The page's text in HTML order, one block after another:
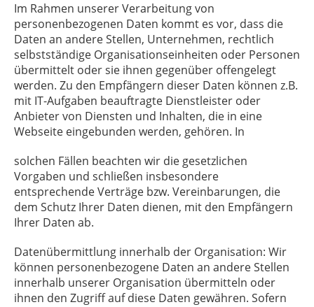
Im Rahmen unserer Verarbeitung von
personenbezogenen Daten kommt es vor, dass die
Daten an andere Stellen, Unternehmen, rechtlich
selbstständige Organisationseinheiten oder Personen
übermittelt oder sie ihnen gegenüber offengelegt
werden. Zu den Empfängern dieser Daten können z.B.
mit IT-Aufgaben beauftragte Dienstleister oder
Anbieter von Diensten und Inhalten, die in eine
Webseite eingebunden werden, gehören. In
solchen Fällen beachten wir die gesetzlichen
Vorgaben und schließen insbesondere
entsprechende Verträge bzw. Vereinbarungen, die
dem Schutz Ihrer Daten dienen, mit den Empfängern
Ihrer Daten ab.
Datenübermittlung innerhalb der Organisation: Wir
können personenbezogene Daten an andere Stellen
innerhalb unserer Organisation übermitteln oder
ihnen den Zugriff auf diese Daten gewähren. Sofern